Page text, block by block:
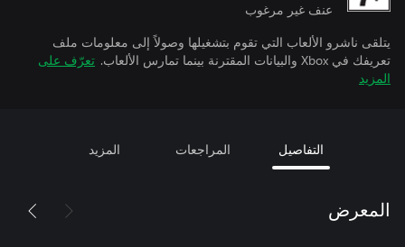
عنف غير مرغوب
يتلقى ناشرو الألعاب التي تقوم بتشغيلها وصولاً إلى معلومات ملف
تعريفك في Xbox والبيانات المقترنة بينما تمارس الألعاب.
تعرّف على
المزيد
التفاصيل المراجعات المزيد
المعرض